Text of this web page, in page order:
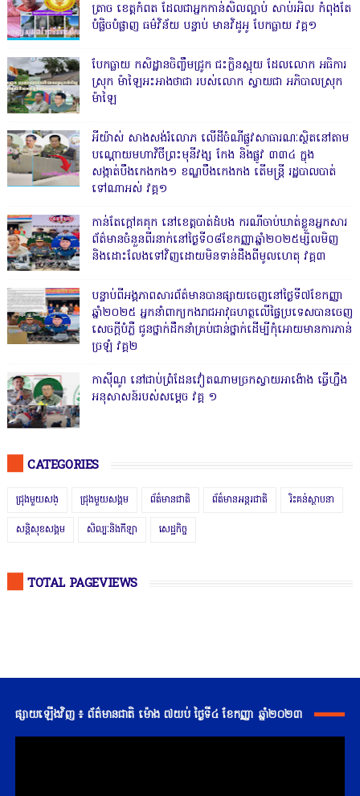
ត្រាច ខេត្តកំពត ដែលជាអ្នកកាន់សិលល្អាប់ សាប់រអិល កំពុងតែ
បំផ្លិចបំផ្លាញ ធម៌វិន័យ បន្ទាប់ មានវិដូអូ បែកធ្លាយ វគ្គ១
បែកធ្លាយ កសិដ្ឋានចិញ្ចឹមជ្រូក ជះក្លិនស្អុយ ដែលលោក អធិការ
ស្រុក ម៉ាឡៃអះអាងថាជា របស់លោក ស្វាយជា អភិបាលស្រុក
ម៉ាឡៃ
អីយ៉ាស់ សាងសង់រំលោភ លើដីចំណីផ្លូវសាធារណៈស្ថិតនៅតាម
បណ្ដោយមហាវិថីព្រះមុនីវង្ស កែង និងផ្លូវ ៣៣៤ ក្នុង
សង្កាត់បឹងកេងកង១ ខណ្ឌបឹងកេងកង តើមន្ត្រី រដ្ឋបាលបាត់
ទៅណាអស់ វគ្គ១
កាន់តែក្តៅគគុក នៅខេត្តបាត់ដំបង ករណីចាប់ឃាត់ខ្លួនអ្នកសារ
ព័ត៌មានចំនួនពីរនាក់នៅថ្ងៃទី០៨ខែកញ្ញាឆ្នាំ២០២៥ម្សិលមិញ
និងដោះលែងទៅវិញដោយមិនទាន់ដឹងពីមូលហេតុ វគ្គ៣
បន្ទាប់ពីអង្គភាពសារព័ត៌មានបានផ្សាយចេញនៅថ្ងៃទី៧ខែកញ្ញា
ឆ្នាំ២០២៥ អ្នកនាំពាក្យកងរាជអាវុធហត្ថលើផ្ទៃប្រទេសបានចេញ
សេចក្តីបំភ្លឺ ជូនថ្នាក់ដឹកនាំគ្រប់ជាន់ថ្នាក់ដើម្បីកុំអោយមានការភាន់
ច្រឡំ វគ្គ២
កាសុីណូ នៅជាប់ព្រំដែនវៀតណាមច្រកស្វាយអាង៉ោង ធ្វើហ្នឹង
អនុសាសន៍របស់សម្ដេច វគ្គ ១
CATEGORIES
ជ្រុងមួយសង្ ជ្រុងមួយសង្គម ព័ត៌មានជាតិ ព័ត៌មានអន្តរជាតិ រិះគន់ស្ថាបនា
សន្តិសុខសង្គម សិល្បៈនិងកីឡា សេដ្ឋកិច្ច
TOTAL PAGEVIEWS
ផ្សាយឡើងវិញ ៖ ព័ត៌មានជាតិ ម៉ោង ៧យប់ ថ្ងៃទី៤ ខែកញ្ញា ឆ្នាំ២០២៣